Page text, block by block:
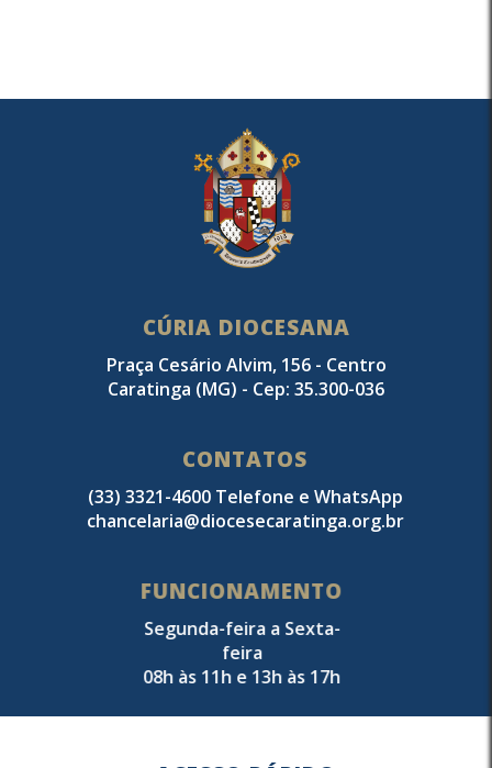
CÚRIA DIOCESANA
Praça Cesário Alvim, 156 - Centro
Caratinga (MG) - Cep: 35.300-036
CONTATOS
(33) 3321-4600 Telefone e WhatsApp
chancelaria@diocesecaratinga.org.br
FUNCIONAMENTO
Segunda-feira a Sexta-
feira
08h às 11h e 13h às 17h